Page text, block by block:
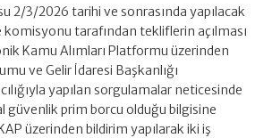
2/3/2026 tarihi ve sonrasında yapılacak
komisyonu tarafından tekliflerin açılması
Kamu Alımları Platformu üzerinden
ve Gelir İdaresi Başkanlığı
yapılan sorgulamalar neticesinde
güvenlik prim borcu olduğu bilgisine
üzerinden bildirim yapılarak iki iş